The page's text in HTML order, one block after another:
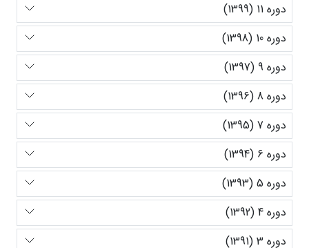
دوره 11 (1399)
دوره 10 (1398)
دوره 9 (1397)
دوره 8 (1396)
دوره 7 (1395)
دوره 6 (1394)
دوره 5 (1393)
دوره 4 (1392)
دوره 3 (1391)